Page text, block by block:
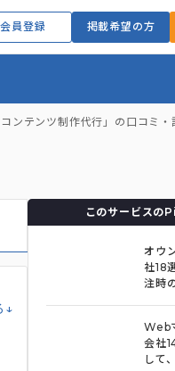
会員登録 掲載希望の方
ンテンツ制作代行」の口コミ・
↓
このサービス
オウ
社18
注時
Web
会社
して